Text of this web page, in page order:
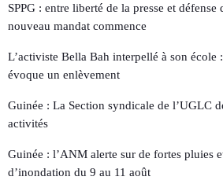
SPPG : entre liberté de la presse et défense
nouveau mandat commence
L’activiste Bella Bah interpellé à son école
évoque un enlèvement
Guinée : La Section syndicale de l’UGLC
activités
Guinée : l’ANM alerte sur de fortes pluies
d’inondation du 9 au 11 août